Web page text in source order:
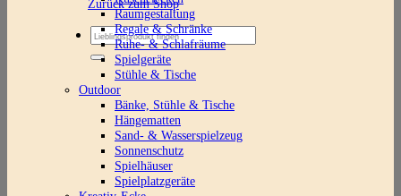
Zurück zum Shop
Suchen
nach:
Raumgestaltung
Regale & Schränke
Ruhe- & Schlafräume
Spielgeräte
Stühle & Tische
Outdoor
Bänke, Stühle & Tische
Hängematten
Sand- & Wasserspielzeug
Sonnenschutz
Spielhäuser
Spielplatzgeräte